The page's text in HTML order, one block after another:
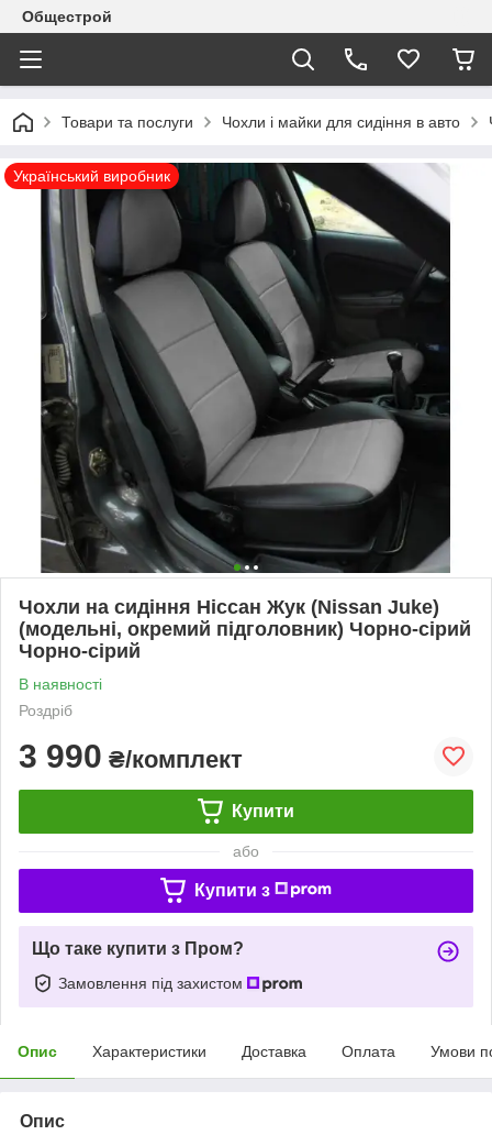
Общестрой
Товари та послуги Чохли і майки для сидіння в авто
Український виробник
Чохли на сидіння Ніссан Жук (Nissan Juke)
(модельні, окремий підголовник) Чорно-сірий
Чорно-сірий
В наявності
Роздріб
3 990 ₴/комплект
Купити
або
Купити з
Що таке купити з Пром?
Замовлення під захистом
Опис Характеристики Доставка Оплата Умови
Опис